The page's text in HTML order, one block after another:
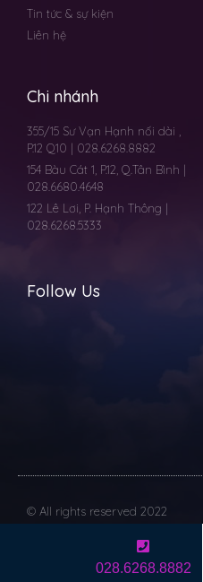
Tin tức & sự kiện
Liên hệ
Chi nhánh
355/15 Sư Vạn Hạnh nối dài ,
P.12 Q10 | 028.6268.8882
154 Bàu Cát 1, P.12, Q.Tân Bình |
028.6680.4648
122 Lê Lơi, P. Hạnh Thông |
028.6268.5333
Follow Us
© All rights reserved 2022
028.6268.8882